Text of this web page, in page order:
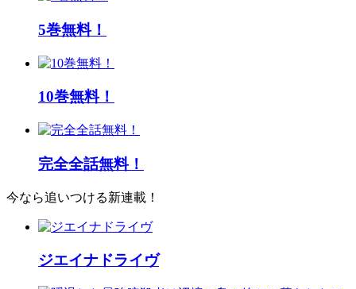
5巻無料！
10巻無料！
完全全話無料！
今なら追いつける新連載！
ジエイナドライヴ